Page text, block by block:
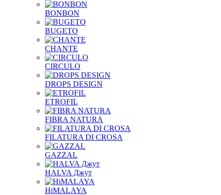
BONBON
BUGETO
CHANTE
CIRCULO
DROPS DESIGN
ETROFIL
FIBRA NATURA
FILATURA DI CROSA
GAZZAL
HALVA Джут
HiMALAYA